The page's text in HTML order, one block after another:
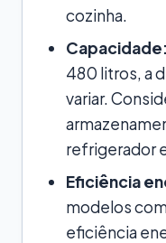
cozinha.
Capacidade:
480 litros, a
variar.
refrigerador
Eficiência
modelos
eficiência